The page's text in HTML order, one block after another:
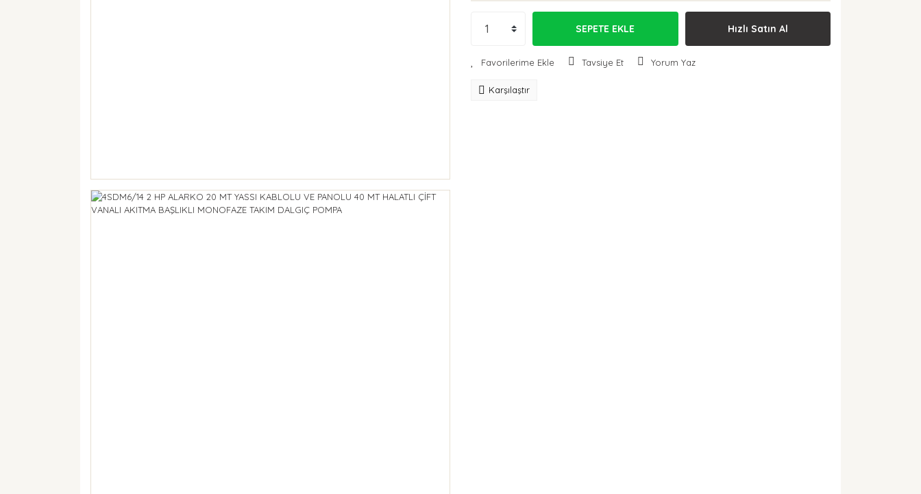
SEPETE EKLE Hızlı Satın Al
Tavsiye Et Yorum Yaz
Karşılaştır